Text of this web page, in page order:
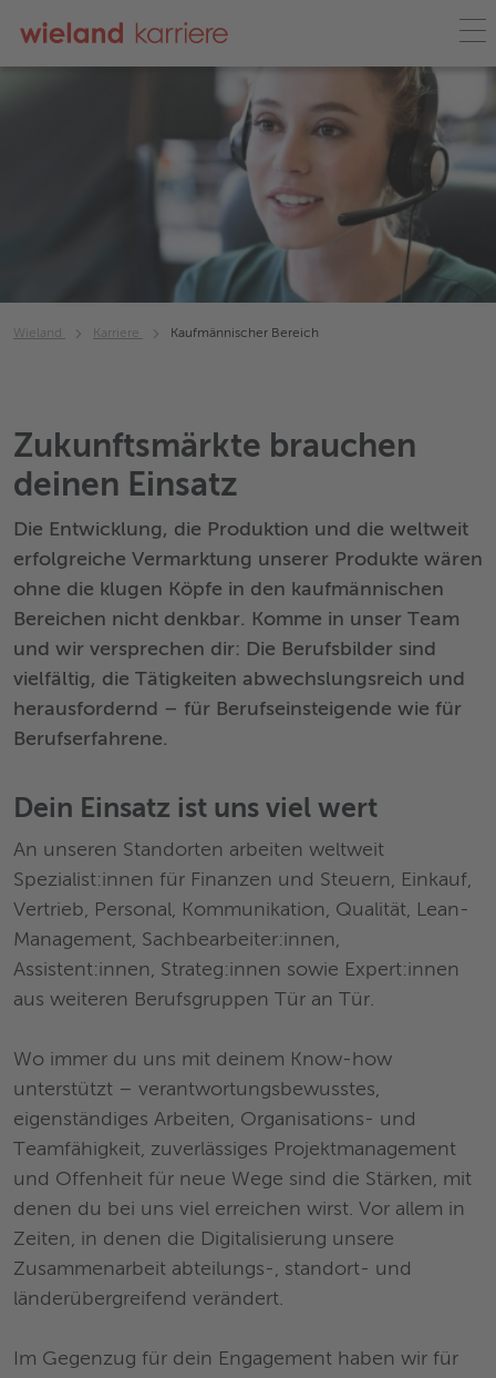
Wieland Karriere Kaufmännischer Bereich
Zukunftsmärkte brauchen
deinen Einsatz
Die Entwicklung, die Produktion und die weltweit
erfolgreiche Vermarktung unserer Produkte wären
ohne die klugen Köpfe in den kaufmännischen
Bereichen nicht denkbar. Komme in unser Team
und wir versprechen dir: Die Berufsbilder sind
vielfältig, die Tätigkeiten abwechslungsreich und
herausfordernd – für Berufseinsteigende wie für
Berufserfahrene.
Dein Einsatz ist uns viel wert
An unseren Standorten arbeiten weltweit
Spezialist:innen für Finanzen und Steuern, Einkauf,
Vertrieb, Personal, Kommunikation, Qualität, Lean-
Management, Sachbearbeiter:innen,
Assistent:innen, Strateg:innen sowie Expert:innen
aus weiteren Berufsgruppen Tür an Tür.
Wo immer du uns mit deinem Know-how
unterstützt – verantwortungsbewusstes,
eigenständiges Arbeiten, Organisations- und
Teamfähigkeit, zuverlässiges Projektmanagement
und Offenheit für neue Wege sind die Stärken, mit
denen du bei uns viel erreichen wirst. Vor allem in
Zeiten, in denen die Digitalisierung unsere
Zusammenarbeit abteilungs-, standort- und
länderübergreifend verändert.
Im Gegenzug für dein Engagement haben wir für